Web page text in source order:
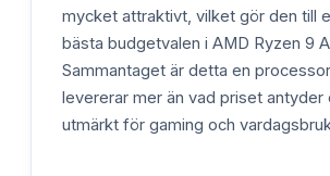
mycket attraktivt, vilket gör den till
bästa budgetvalen i AMD Ryzen 9
Sammantaget är detta en
levererar mer än vad priset antyder
utmärkt för gaming och